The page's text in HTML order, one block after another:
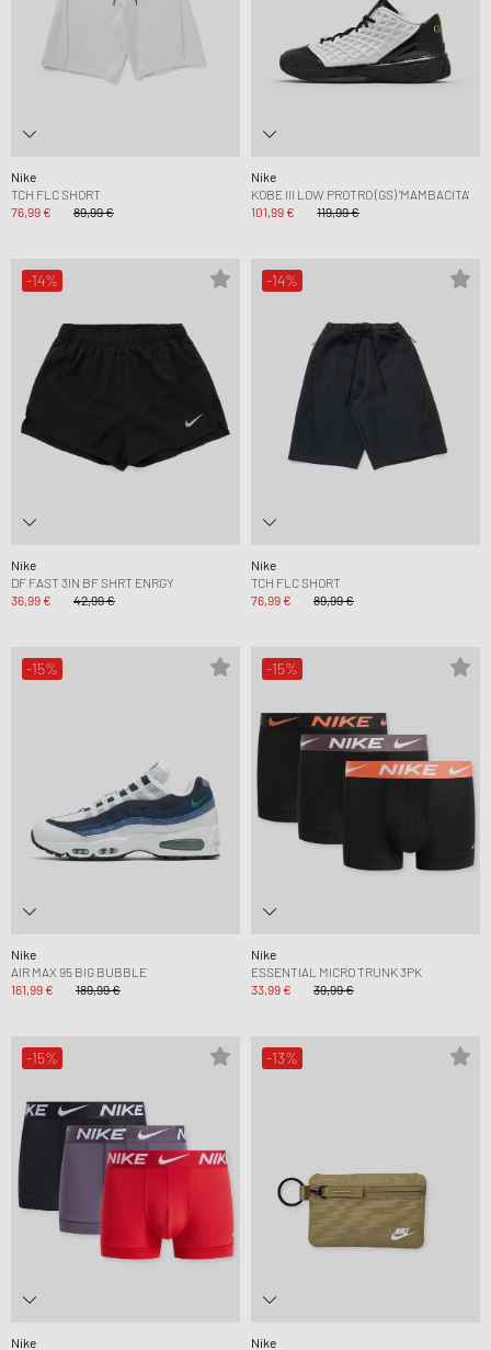
Nike
TCH FLC SHORT
76,99 €
89,99 €
Nike
KOBE III LOW PROTRO (GS) 'MAMBACITA'
101,99 €
119,99 €
-14%
Nike
DF FAST 3IN BF SHRT ENRGY
36,99 €
42,99 €
-14%
Nike
TCH FLC SHORT
76,99 €
89,99 €
-15%
Nike
AIR MAX 95 BIG BUBBLE
161,99 €
189,99 €
-15%
Nike
ESSENTIAL MICRO TRUNK 3PK
33,99 €
39,99 €
-15%
Nike
-13%
Nike